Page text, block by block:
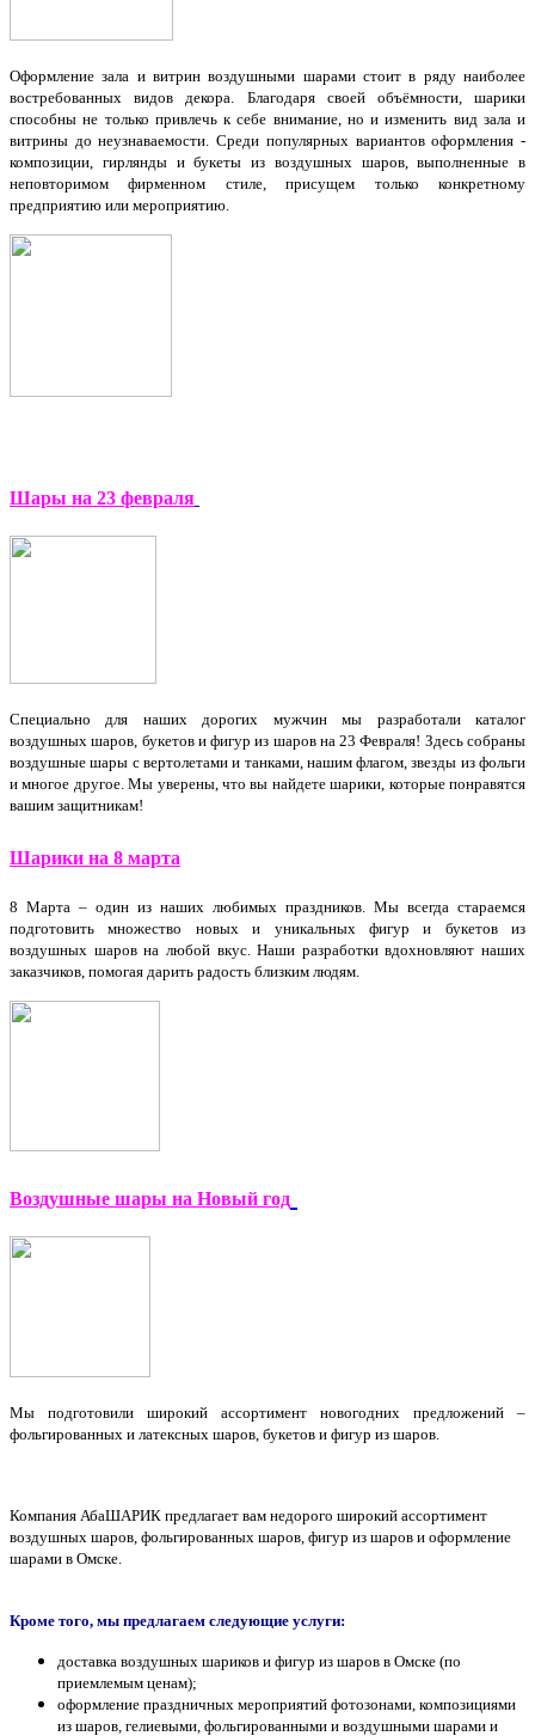
Оформление зала и витрин воздушными шарами стоит в ряду наиболее
востребованных видов декора. Благодаря своей объёмности, шарики
способны не только привлечь к себе внимание, но и изменить вид зала и
витрины до неузнаваемости. Среди популярных вариантов оформления -
композиции, гирлянды и букеты из воздушных шаров, выполненные в
неповторимом фирменном стиле, присущем только конкретному
предприятию или мероприятию.
Шары на 23 февраля
Специально для наших дорогих мужчин мы разработали каталог
воздушных шаров, букетов и фигур из шаров на 23 Февраля! Здесь собраны
воздушные шары с вертолетами и танками, нашим флагом, звезды из фольги
и многое другое. Мы уверены, что вы найдете шарики, которые понравятся
вашим защитникам!
Шарики на 8 марта
8 Марта – один из наших любимых праздников. Мы всегда стараемся
подготовить множество новых и уникальных фигур и букетов из
воздушных шаров на любой вкус. Наши разработки вдохновляют наших
заказчиков, помогая дарить радость близким людям.
Воздушные шары на Новый год
Мы подготовили широкий ассортимент новогодних предложений –
фольгированных и латексных шаров, букетов и фигур из шаров.
Компания АбаШАРИК предлагает вам недорого широкий ассортимент
воздушных шаров, фольгированных шаров, фигур из шаров и оформление
шарами в Омске.
Кроме того, мы предлагаем следующие услуги:
доставка воздушных шариков и фигур из шаров в Омске (по
приемлемым ценам);
оформление праздничных мероприятий фотозонами, композициями
из шаров, гелиевыми, фольгированными и воздушными шарами и